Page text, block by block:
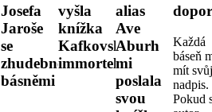
Josefa
Jaroše
se
zhudebněnými
básněmi
vyšla
knížka
Kafkovské
immortelly.
alias
Ave
Aburh
mi
poslala
svou
Každá
báseň
mít
nadpis.
Pokud